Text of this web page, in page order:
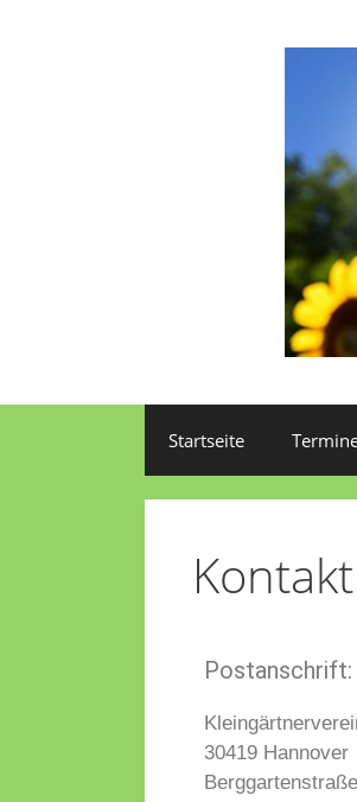
Startseite
Kontakt
Postanschrift:
30419 Hannover